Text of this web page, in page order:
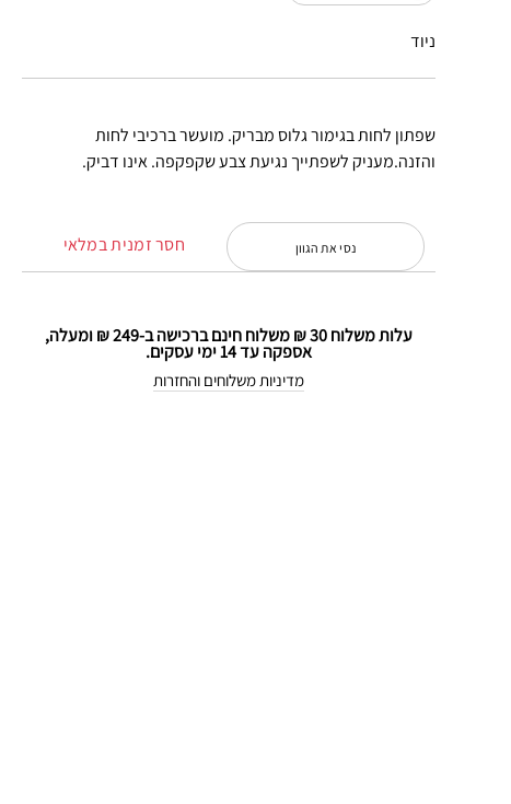
שפתון לחות בגימור גלוס מבריק. מועשר ברכיבי לחות
והזנה.מעניק לשפתייך נגיעת צבע שקפקפה. אינו דביק.
ניוד
חסר זמנית במלאי נסי את הגוון
עלות משלוח 30 ₪ משלוח חינם ברכישה ב-249 ₪ ומעלה,
אספקה עד 14 ימי עסקים.
מדיניות משלוחים והחזרות